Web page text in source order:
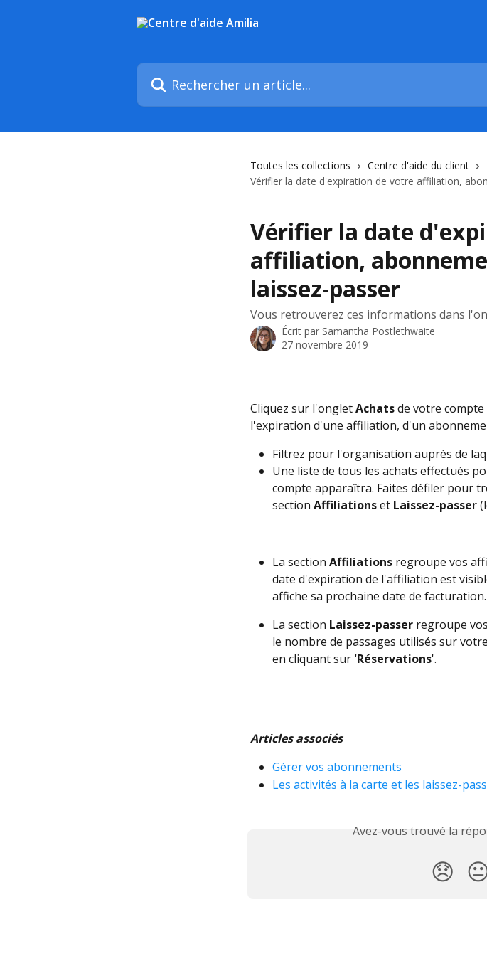
Rechercher un article...
Toutes les collections Centre d'aide du client
Vérifier la date d'expiration de votre affiliation,
Vérifier la date
affiliation,
laissez-passer
Vous retrouverez ces informations dans
Écrit par Samantha Postlethwaite
27 novembre 2019
Cliquez sur l'onglet Achats de votre
l'expiration d'une affiliation, d'un
Filtrez pour l'organisation auprès de
Une liste de tous les achats effectués
compte apparaîtra. Faites défiler pour
section Affiliations et Laissez-passer
La section Affiliations regroupe vos
date d'expiration de l'affiliation est
affiche sa prochaine date de facturation.
La section Laissez-passer regroupe
le nombre de passages utilisés sur
en cliquant sur 'Réservations'.
Articles associés
Gérer vos abonnements
Les activités à la carte et les laissez-
Avez-vous trouvé la
😞